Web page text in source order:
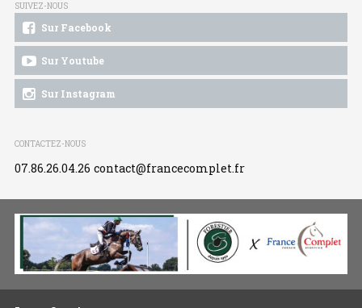
SUIVEZ-NOUS
Sur Facebook
Sur Youtube
Sur Instagram
CONTACTEZ-NOUS
07.86.26.04.26 contact@francecomplet.fr